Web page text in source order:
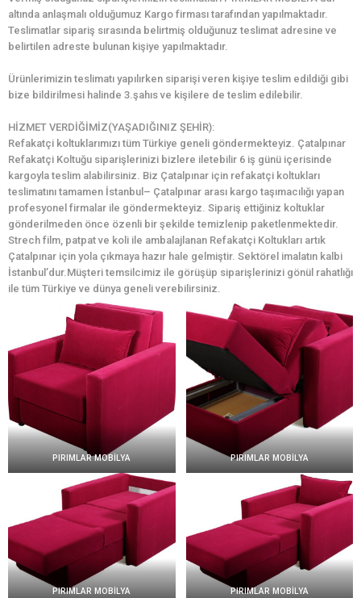
altında anlaşmalı olduğumuz Kargo firması tarafından yapılmaktadır.
Teslimatlar sipariş sırasında belirtmiş olduğunuz teslimat adresine ve
belirtilen adreste bulunan kişiye yapılmaktadır.
Ürünlerimizin teslimatı yapılırken siparişi veren kişiye teslim edildiği gibi
bize bildirilmesi halinde 3.şahıs ve kişilere de teslim edilebilir.
HİZMET VERDİĞİMİZ(YAŞADIĞINIZ ŞEHİR):
Refakatçi koltuklarımızı tüm Türkiye geneli göndermekteyiz. Çatalpınar
Refakatçi Koltuğu siparişlerinizi bizlere iletebilir 6 iş günü içerisinde
kargoyla teslim alabilirsiniz. Biz Çatalpınar için refakatçi koltukları
teslimatını tamamen İstanbul– Çatalpınar arası kargo taşımacılığı yapan
profesyonel firmalar ile göndermekteyiz. Sipariş ettiğiniz koltuklar
gönderilmeden önce özenli bir şekilde temizlenip paketlenmektedir.
Strech film, patpat ve koli ile ambalajlanan Refakatçi Koltukları artık
Çatalpınar için yola çıkmaya hazır hale gelmiştir. Sektörel imalatın kalbi
İstanbul’dur.Müşteri temsilcimiz ile görüşüp siparişlerinizi gönül rahatlığı
ile tüm Türkiye ve dünya geneli verebilirsiniz.
PIRIMLAR MOBİLYA PIRIMLAR MOBİLYA
PIRIMLAR MOBİLYA PIRIMLAR MOBİLYA